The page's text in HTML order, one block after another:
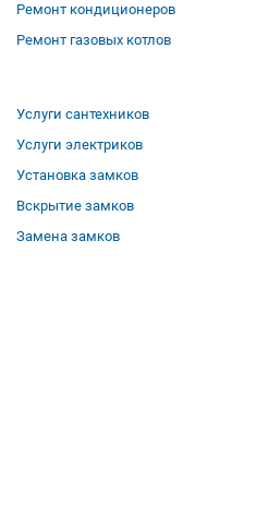
Ремонт кондиционеров
Ремонт газовых котлов
Услуги сантехников
Услуги электриков
Установка замков
Вскрытие замков
Замена замков